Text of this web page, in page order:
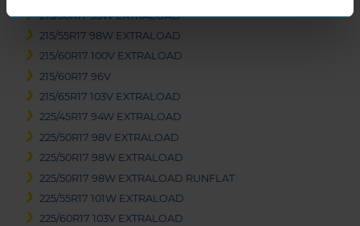
215/50R17 95W EXTRALOAD
215/55R17 98W EXTRALOAD
215/60R17 100V EXTRALOAD
215/60R17 96V
215/65R17 103V EXTRALOAD
225/45R17 94W EXTRALOAD
225/50R17 98V EXTRALOAD
225/50R17 98W EXTRALOAD
225/50R17 98W EXTRALOAD RUNFLAT
225/55R17 101W EXTRALOAD
225/60R17 103V EXTRALOAD